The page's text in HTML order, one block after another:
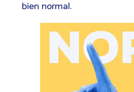
bien normal.